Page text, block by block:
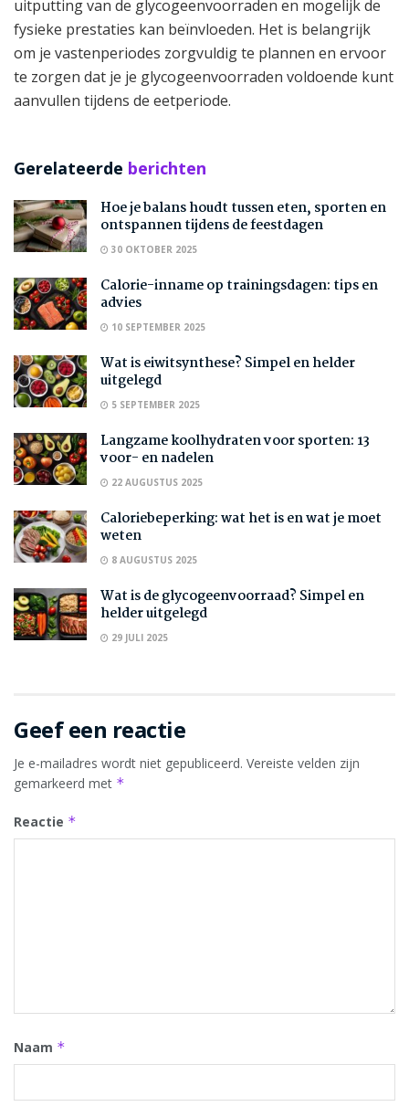
uitputting van de glycogeenvoorraden en mogelijk de
fysieke prestaties kan beïnvloeden. Het is belangrijk
om je vastenperiodes zorgvuldig te plannen en ervoor
te zorgen dat je je glycogeenvoorraden voldoende kunt
aanvullen tijdens de eetperiode.
Gerelateerde berichten
Hoe je balans houdt tussen eten, sporten en
ontspannen tijdens de feestdagen
30 OKTOBER 2025
Calorie-inname op trainingsdagen: tips en
advies
10 SEPTEMBER 2025
Wat is eiwitsynthese? Simpel en helder
uitgelegd
5 SEPTEMBER 2025
Langzame koolhydraten voor sporten: 13
voor- en nadelen
22 AUGUSTUS 2025
Caloriebeperking: wat het is en wat je moet
weten
8 AUGUSTUS 2025
Wat is de glycogeenvoorraad? Simpel en
helder uitgelegd
29 JULI 2025
Geef een reactie
Je e-mailadres wordt niet gepubliceerd. Vereiste velden zijn
gemarkeerd met *
Reactie *
Naam *